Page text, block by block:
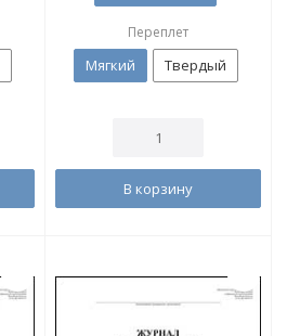
Переплет
Мягкий Твердый
В корзину